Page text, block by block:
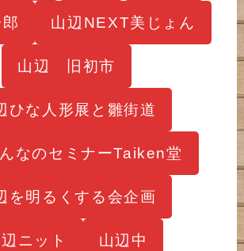
山辺NEXT美じょん
山辺 旧初市
ひな人形展と雛街道
なのセミナーTaiken堂
を明るくする会企画
ニット 山辺中